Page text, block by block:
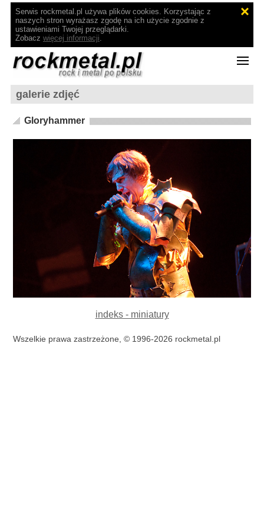
Serwis rockmetal.pl używa plików cookies. Korzystając z
naszych stron wyrażasz zgodę na ich użycie zgodnie z
ustawieniami Twojej przeglądarki.
Zobacz więcej informacji.
galerie zdjęć
Gloryhammer
indeks - miniatury
Wszelkie prawa zastrzeżone, © 1996-2026 rockmetal.pl